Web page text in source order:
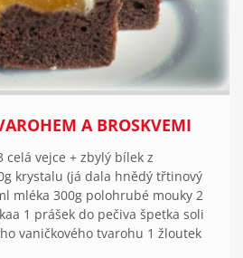
A BROSKVEMI
vejce + zbylý bílek z
krystalu (já dala hnědý třtinový
mléka 300g polohrubé mouky 2
1 prášek do pečiva špetka soli
vaničkového tvarohu 1 žloutek